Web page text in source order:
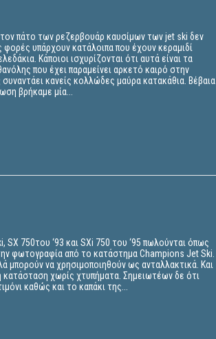
πάτο των ρεζερβουάρ καυσίμων των jet ski δεν
φορές υπάρχουν κατάλοιπα που έχουν κεραμιδί
Κάποιοι ισχυρίζονται ότι αυτά είναι τα
που έχει παραμείνει αρκετό καιρό στην
κανείς κολλώδες μαύρα κατακάθια. Βέβαια
βρήκαμε μία...
SX 750του ‘93 και SXi 750 του ‘95 πωλούνται όπως
φωτογραφία από το κατάστημα Champions Jet Ski.
μπορούν να χρησιμοποιηθούν ως ανταλλακτικά. Και
κατάσταση χωρίς χτυπήματα. Σημειωτέων δε ότι
καθώς και το καπάκι της...